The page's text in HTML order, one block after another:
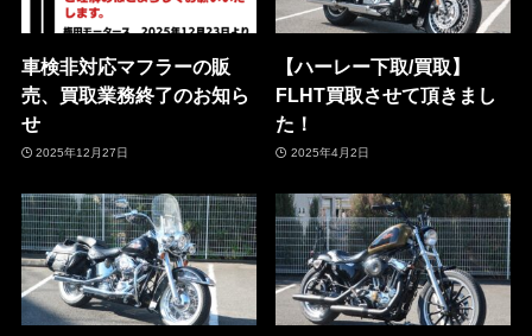
車検非対応マフラーの販
売、買取業務終了のお知ら
せ
2025年12月27日
【ハーレー下取/買取】
FLHT買取させて頂きまし
た！
2025年4月2日